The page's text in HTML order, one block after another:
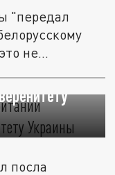
"передал
не...
посла